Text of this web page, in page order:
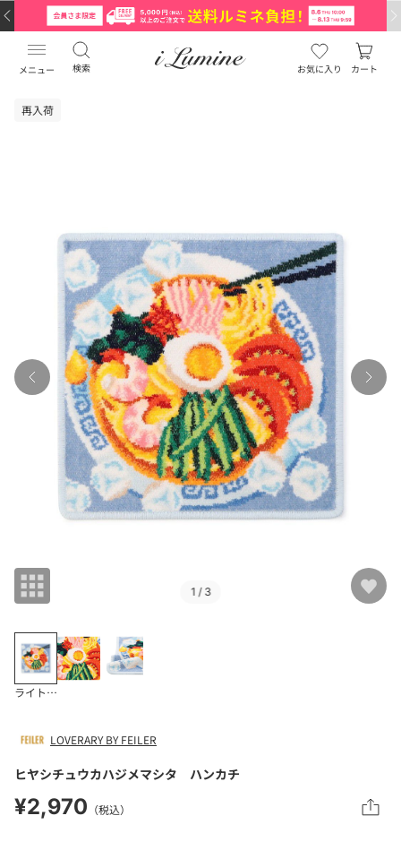
メニュー 検索 お気に入り カート
再入荷
1 / 3
ライトブルー
LOVERARY BY FEILER
ヒヤシチュウカハジメマシタ ハンカチ
¥2,970 （税込）